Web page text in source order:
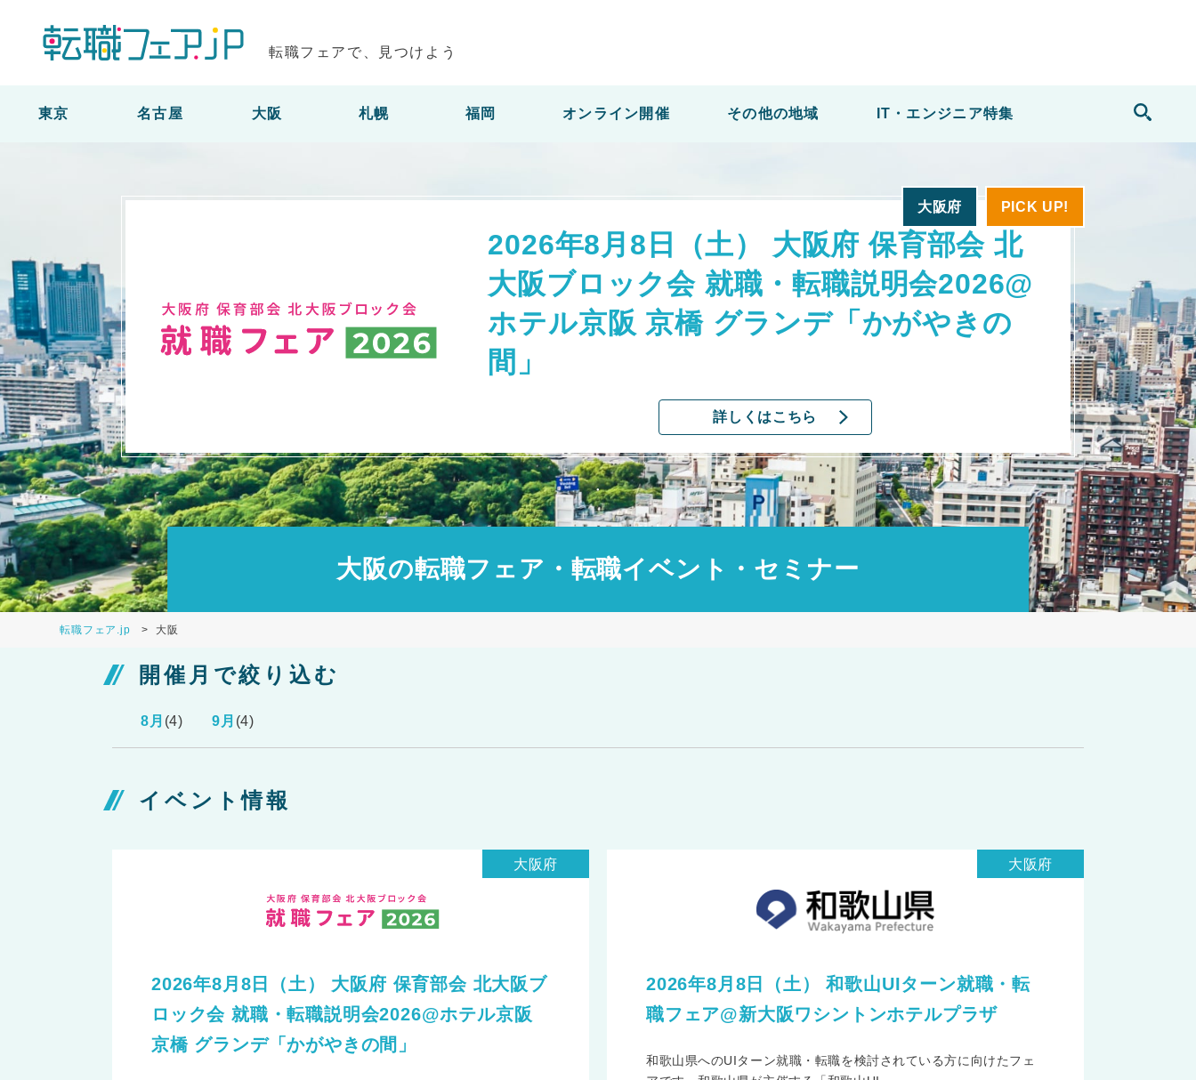
転職フェアで、見つけよう
東京 名古屋 大阪 札幌 福岡 オンライン開催 その他の地域 IT・エンジニア特集
2026年8月8日（土） 大阪府 保育部会 北
大阪ブロック会 就職・転職説明会2026@
ホテル京阪 京橋 グランデ「かがやきの
間」
詳しくはこちら
大阪府 PICK UP!
大阪の転職フェア・転職イベント・セミナー
転職フェア.jp 大阪
開催月で絞り込む
8月 (4) 9月 (4)
イベント情報
2026年8月8日（土） 大阪府 保育部会 北大阪ブ
ロック会 就職・転職説明会2026@ホテル京阪
京橋 グランデ「かがやきの間」
大阪府
2026年8月8日（土） 和歌山UIターン就職・転
職フェア@新大阪ワシントンホテルプラザ
大阪府
和歌山県へのUIターン就職・転職を検討されている方に向けたフェ